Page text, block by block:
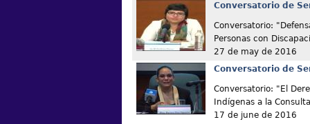
Conversatorio de
Conversatorio:
Personas con
27 de may de 2016
Conversatorio de
Conversatorio: "El
Indígenas a la
17 de june de 2016